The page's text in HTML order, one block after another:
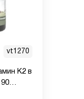
vt1270
К2 в